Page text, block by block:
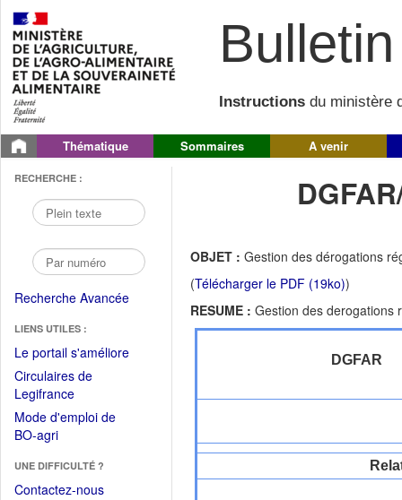
Instructions du ministère
Thématique Sommaires A venir
RECHERCHE :
Recherche Avancée
LIENS UTILES :
Le portail s'améliore(Fichier
Circulaires de
Legifrance(Ouvrir
dans
une
fenêtre)
Mode d'emploi de
BO-agri(Ouvrir
une
nouvelle
UNE DIFFICULTÉ ?
Contactez-nous
OBJET : Gestion des dérogations
(Télécharger le PDF (19ko))
RESUME : Gestion des derogations
DGFAR